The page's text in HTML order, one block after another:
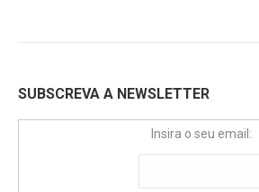
SUBSCREVA A NEWSLETTER
Insira o seu email: